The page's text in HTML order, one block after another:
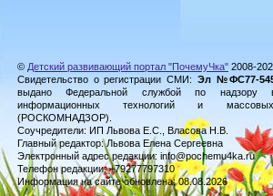
© Детский развивающий портал "ПочемуЧка" 2008-
Свидетельство о регистрации СМИ: Эл №ФС77-
выдано Федеральной службой по надзору
информационных технологий и
(РОСКОМНАДЗОР).
Соучредители: ИП Львова Е.С., Власова Н.В.
Главный редактор: Львова Елена Сергеевна
Электронный адрес редакции: info@pochemu4ka.ru
Телефон редакции: +79277797310
Информация на сайте обновлена: 08.08.2026